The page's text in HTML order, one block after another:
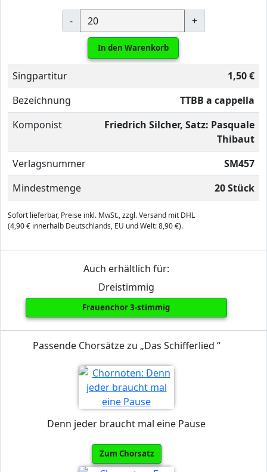
- +
In den Warenkorb
Singpartitur
1,50 €
Bezeichnung
TTBB a cappella
Komponist
Friedrich Silcher, Satz: Pasquale
Thibaut
Verlagsnummer
SM457
Mindestmenge
20 Stück
Sofort lieferbar, Preise inkl. MwSt., zzgl. Versand mit DHL
(4,90 € innerhalb Deutschlands, EU und Welt: 8,90 €).
Auch erhältlich für:
Dreistimmig
Frauenchor 3-stimmig
Passende Chorsätze zu „Das Schifferlied “
Denn jeder braucht mal eine Pause
Zum Chorsatz